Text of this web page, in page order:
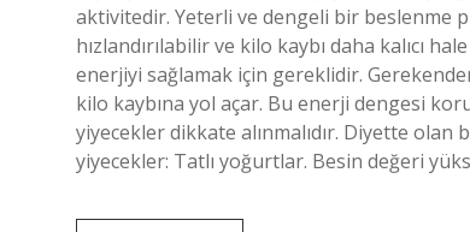
aktivitedir. Yeterli ve dengeli bir beslenme
hızlandırılabilir ve kilo kaybı daha kalıcı
enerjiyi sağlamak için gereklidir.
kilo kaybına yol açar. Bu enerji dengesi
yiyecekler dikkate alınmalıdır. Diyette
yiyecekler: Tatlı yoğurtlar. Besin değeri